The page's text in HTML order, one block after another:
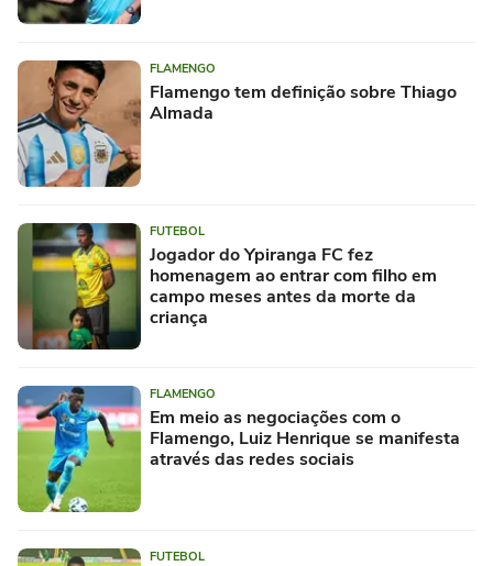
FLAMENGO
Flamengo tem definição sobre Thiago
Almada
FUTEBOL
Jogador do Ypiranga FC fez
homenagem ao entrar com filho em
campo meses antes da morte da
criança
FLAMENGO
Em meio as negociações com o
Flamengo, Luiz Henrique se manifesta
através das redes sociais
FUTEBOL